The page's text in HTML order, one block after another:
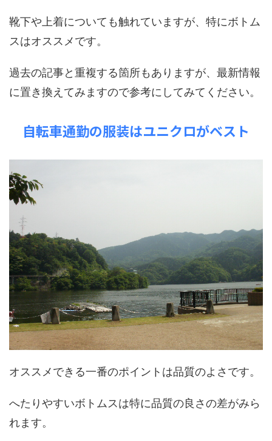
靴下や上着についても触れていますが、特にボトム
スはオススメです。
過去の記事と重複する箇所もありますが、最新情報
に置き換えてみますので参考にしてみてください。
自転車通勤の服装はユニクロがベスト
オススメできる一番のポイントは品質のよさです。
へたりやすいボトムスは特に品質の良さの差がみら
れます。